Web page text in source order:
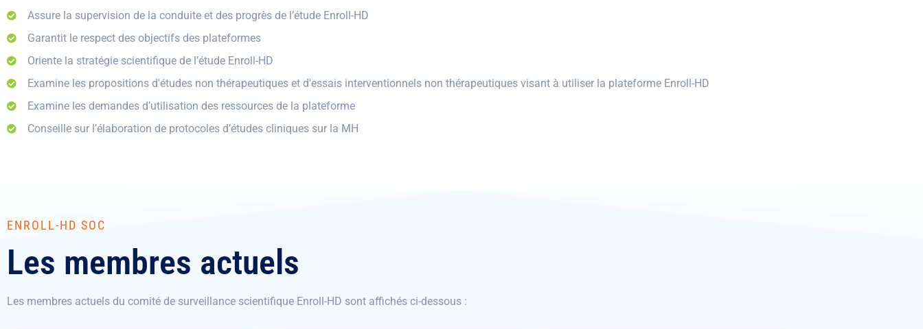
Assure la supervision de la conduite et des progrès de l’étude Enroll-HD
Garantit le respect des objectifs des plateformes
Oriente la stratégie scientifique de l’étude Enroll-HD
Examine les propositions d'études non thérapeutiques et d'essais interventionnels non thérapeutiques visant à utiliser la plateforme Enroll-HD
Examine les demandes d’utilisation des ressources de la plateforme
Conseille sur l’élaboration de protocoles d’études cliniques sur la MH
ENROLL-HD SOC
Les membres actuels
Les membres actuels du comité de surveillance scientifique Enroll-HD sont affichés ci-dessous :